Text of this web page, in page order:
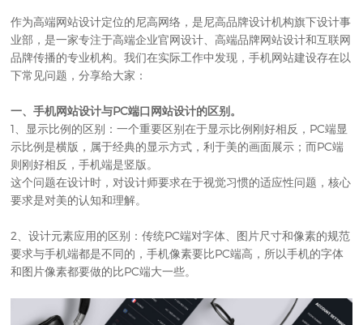
作为高端网站设计定位的尼高网络，是尼高品牌设计机构旗下设计事
业部，是一家专注于高端企业官网设计、高端品牌网站设计和互联网
品牌传播的专业机构。我们在实际工作中发现，手机网站建设存在以
下常见问题，分享给大家：
一、手机网站设计与PC端口网站设计的区别。
1、显示比例的区别：一个重要区别在于显示比例刚好相反，PC端显
示比例是横版，属于经典的显示方式，利于美的画面展示；而PC端
则刚好相反，手机端是竖版。
这个问题在设计时，对设计师要求在于视觉习惯的适应性问题，核心
要求是对美的认知和理解。
2、设计元素应用的区别：传统PC端对字体、图片尺寸和像素的规范
要求与手机端都是不同的，手机像素要比PC端高，所以手机的字体
和图片像素都要做的比PC端大一些。